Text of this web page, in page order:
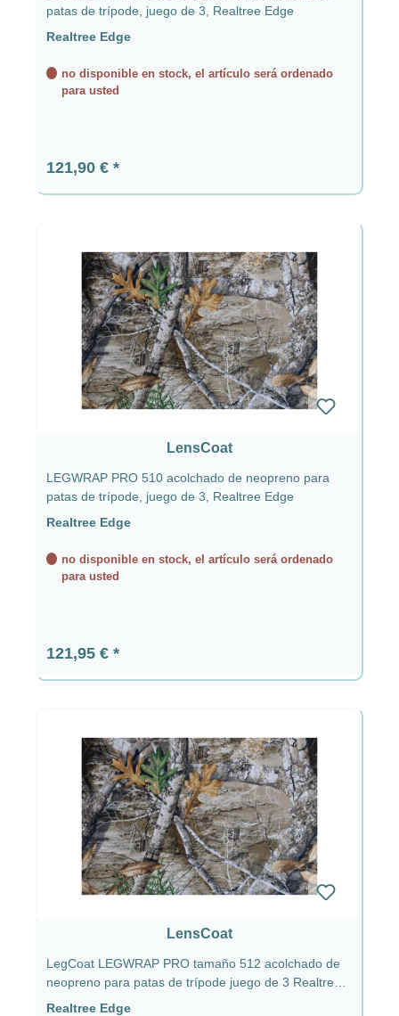
patas de trípode, juego de 3, Realtree Edge
Realtree Edge
no disponible en stock, el artículo será ordenado
para usted
Precio normal:
121,90 €
LensCoat
LEGWRAP PRO 510 acolchado de neopreno para
patas de trípode, juego de 3, Realtree Edge
Realtree Edge
no disponible en stock, el artículo será ordenado
para usted
Precio normal:
121,95 €
LensCoat
LegCoat LEGWRAP PRO tamaño 512 acolchado de
neopreno para patas de trípode juego de 3 Realtree
Edge
Realtree Edge